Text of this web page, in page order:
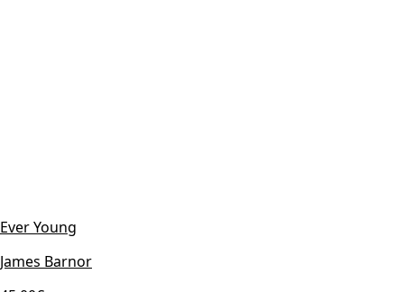
Ever Young
James Barnor